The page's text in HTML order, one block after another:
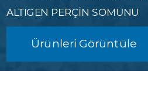
ALTIGEN PERÇİN SOMUNU
Ürünleri Görüntüle